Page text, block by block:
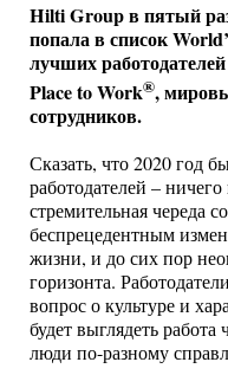
Hilti Group в пятый раз
попала в список
лучших
Place to Work®,
сотрудников.
Сказать, что 2020 год
работодателей –
стремительная череда
беспрецедентным
жизни, и до сих пор
горизонта.
вопрос о культуре и
будет выглядеть
люди по-разному